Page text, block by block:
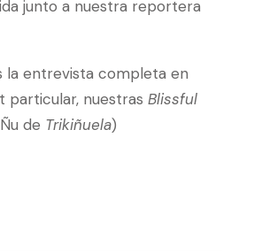
junto a nuestra reportera
la entrevista completa en
particular, nuestras Blissful
de Trikiñuela)